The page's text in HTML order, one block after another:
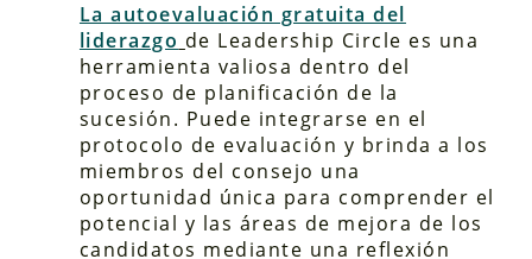
La autoevaluación gratuita del
liderazgo de Leadership Circle es una
herramienta valiosa dentro del
proceso de planificación de la
sucesión. Puede integrarse en el
protocolo de evaluación y brinda a los
miembros del consejo una
oportunidad única para comprender el
potencial y las áreas de mejora de los
candidatos mediante una reflexión